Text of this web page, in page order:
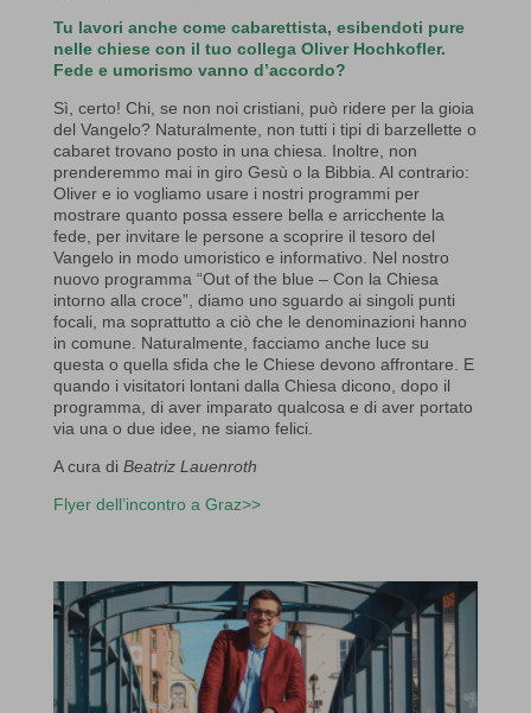
Tu lavori anche come cabarettista, esibendoti pure
nelle chiese con il tuo collega Oliver Hochkofler.
Fede e umorismo vanno d’accordo?
Sì, certo! Chi, se non noi cristiani, può ridere per la gioia
del Vangelo? Naturalmente, non tutti i tipi di barzellette o
cabaret trovano posto in una chiesa. Inoltre, non
prenderemmo mai in giro Gesù o la Bibbia. Al contrario:
Oliver e io vogliamo usare i nostri programmi per
mostrare quanto possa essere bella e arricchente la
fede, per invitare le persone a scoprire il tesoro del
Vangelo in modo umoristico e informativo. Nel nostro
nuovo programma “Out of the blue – Con la Chiesa
intorno alla croce”, diamo uno sguardo ai singoli punti
focali, ma soprattutto a ciò che le denominazioni hanno
in comune. Naturalmente, facciamo anche luce su
questa o quella sfida che le Chiese devono affrontare. E
quando i visitatori lontani dalla Chiesa dicono, dopo il
programma, di aver imparato qualcosa e di aver portato
via una o due idee, ne siamo felici.
A cura di Beatriz Lauenroth
Flyer dell’incontro a Graz>>